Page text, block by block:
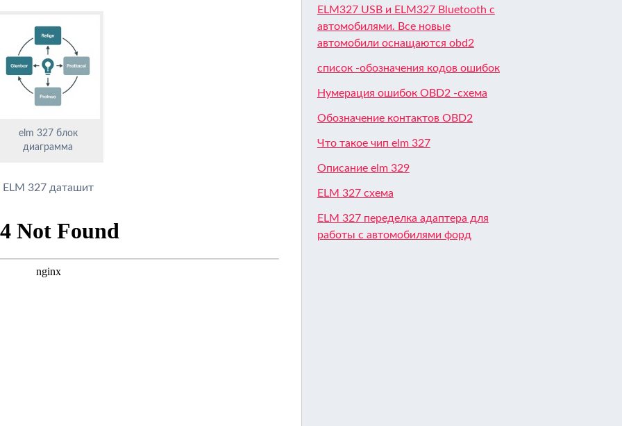
elm 327 блок
диаграмма
ELM 327 даташит
ELM327 USB и ELM327 Bluetooth с
автомобилями. Все новые
автомобили оснащаются obd2
список -обозначения кодов ошибок
Нумерация ошибок OBD2 -схема
Обозначение контактов OBD2
Что такое чип elm 327
Описание elm 329
ELM 327 схема
ELM 327 переделка адаптера для
работы с автомобилями форд